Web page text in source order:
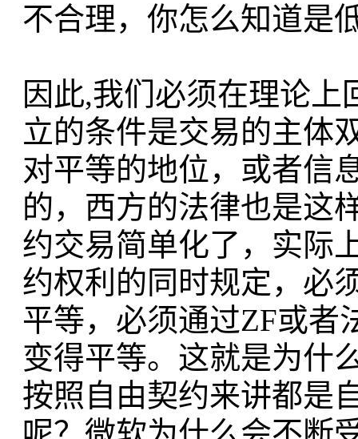
不合理，你怎么知道是
因此,我们必须在理论
立的条件是交易的主体
对平等的地位，或者信
的，西方的法律也是这
约交易简单化了，实际
约权利的同时规定，必
平等，必须通过ZF或者
变得平等。这就是为什
按照自由契约来讲都是